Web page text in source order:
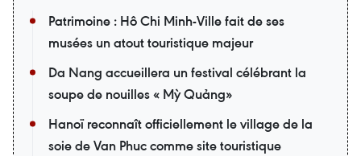
Patrimoine : Hô Chi Minh-Ville fait de ses
musées un atout touristique majeur
Da Nang accueillera un festival célébrant la
soupe de nouilles « Mỳ Quảng»
Hanoï reconnaît officiellement le village de la
soie de Van Phuc comme site touristique